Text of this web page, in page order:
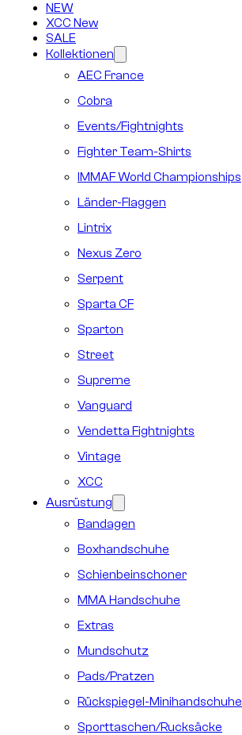
NEW
XCC New
SALE
Kollektionen
AEC France
Cobra
Events/Fightnights
Fighter Team-Shirts
IMMAF World Championships
Länder-Flaggen
Lintrix
Nexus Zero
Serpent
Sparta CF
Sparton
Street
Supreme
Vanguard
Vendetta Fightnights
Vintage
XCC
Ausrüstung
Bandagen
Boxhandschuhe
Schienbeinschoner
MMA Handschuhe
Extras
Mundschutz
Pads/Pratzen
Rückspiegel-Minihandschuhe
Sporttaschen/Rucksäcke